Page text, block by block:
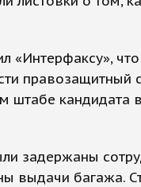
«Интерфаксу»,
правозащитный
штабе кандидата
задержаны
выдачи багажа.